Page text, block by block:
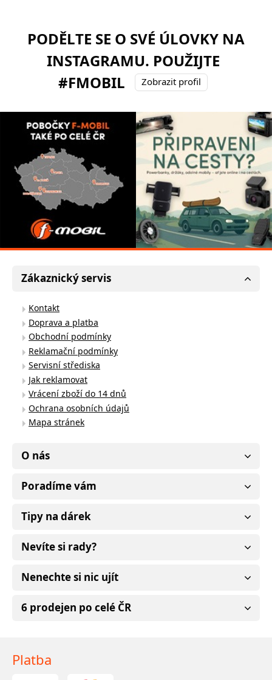
PODĚLTE SE O SVÉ ÚLOVKY NA
INSTAGRAMU. POUŽIJTE
#FMOBIL
Zobrazit profil
Zákaznický servis
Kontakt
Doprava a platba
Obchodní podmínky
Reklamační podmínky
Servisní střediska
Jak reklamovat
Vrácení zboží do 14 dnů
Ochrana osobních údajů
Mapa stránek
O nás
Poradíme vám
Tipy na dárek
Nevíte si rady?
Nenechte si nic ujít
6 prodejen po celé ČR
Platba